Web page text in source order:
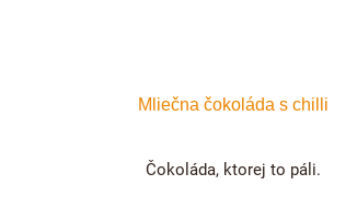
Mliečna čokoláda s chilli
Čokoláda, ktorej to páli.